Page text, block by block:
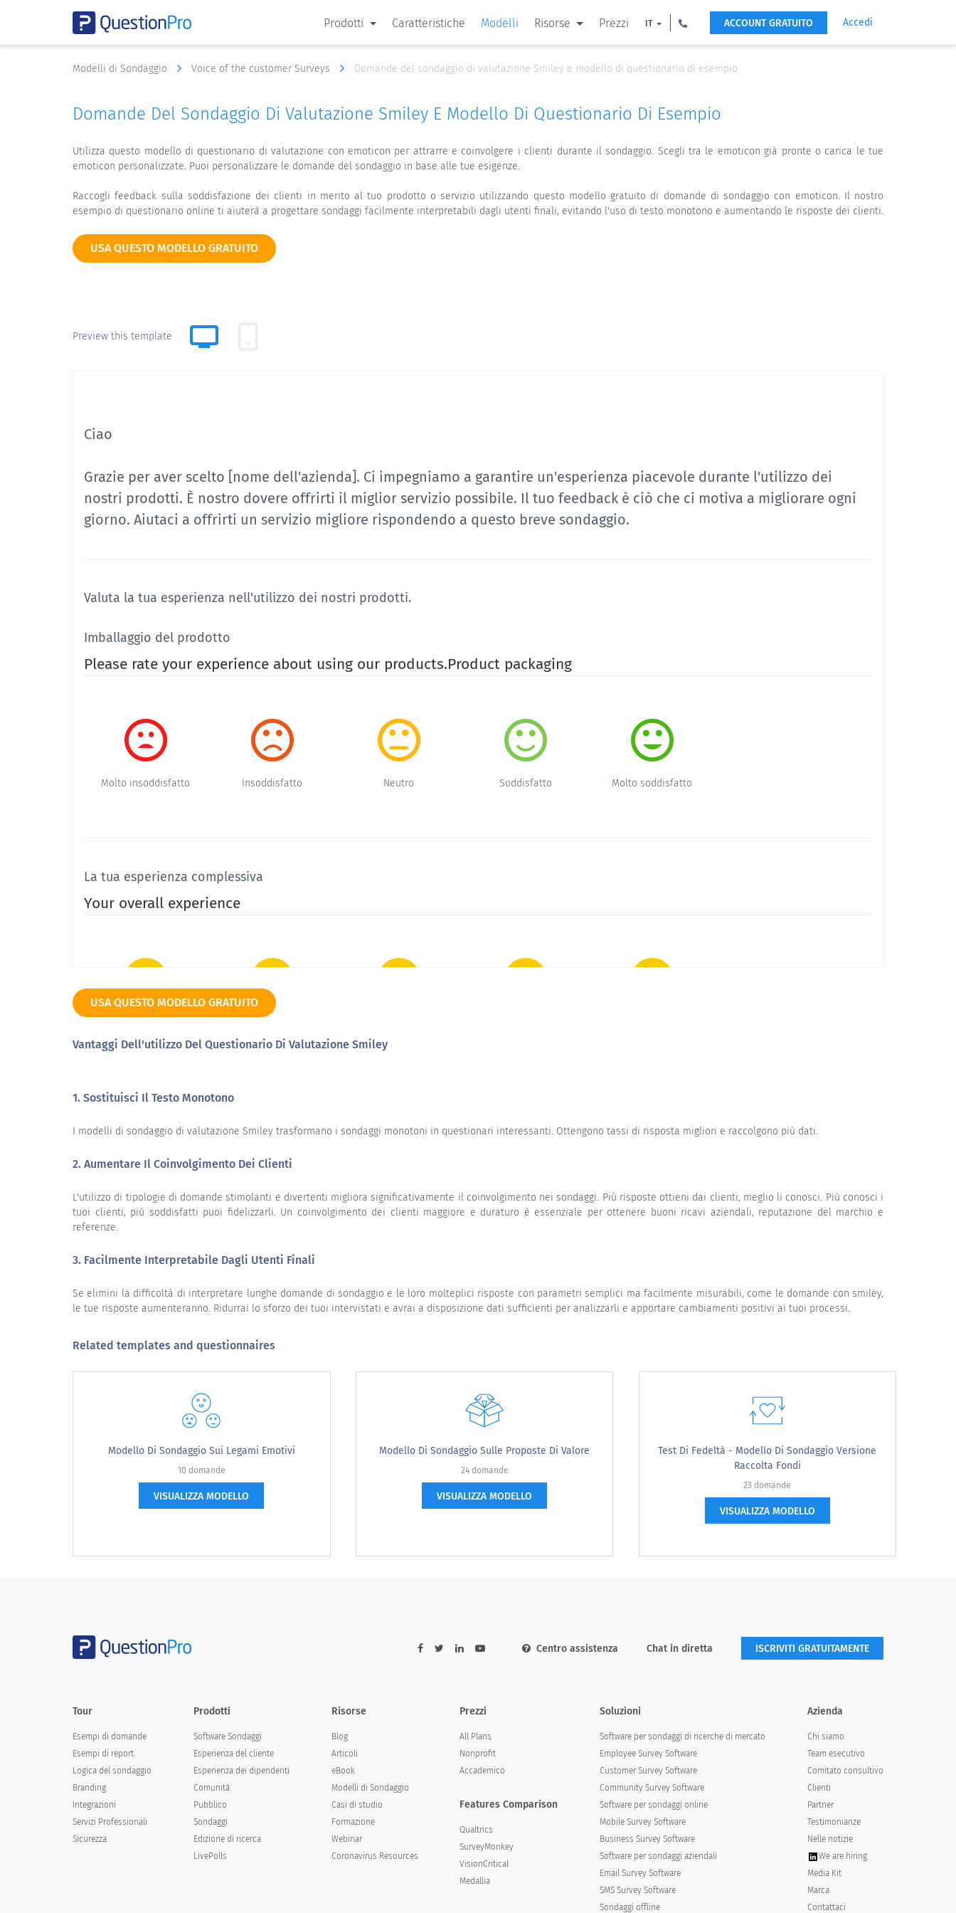
Prodotti Caratteristiche Modelli Risorse Prezzi IT ACCOUNT GRATUITO Accedi
Modelli di Sondaggio Voice of the customer Surveys Domande del sondaggio di valutazione Smiley e modello di questionario di esempio
Domande Del Sondaggio Di Valutazione Smiley E Modello Di Questionario Di Esempio
Utilizza questo modello di questionario di valutazione con emoticon per attrarre e coinvolgere i clienti durante il sondaggio. Scegli tra le emoticon già pronte o carica le tue
emoticon personalizzate. Puoi personalizzare le domande del sondaggio in base alle tue esigenze.
Raccogli feedback sulla soddisfazione dei clienti in merito al tuo prodotto o servizio utilizzando questo modello gratuito di domande di sondaggio con emoticon. Il nostro
esempio di questionario online ti aiuterà a progettare sondaggi facilmente interpretabili dagli utenti finali, evitando l'uso di testo monotono e aumentando le risposte dei clienti.
USA QUESTO MODELLO GRATUITO
Preview this template
Ciao
Grazie per aver scelto [nome dell'azienda]. Ci impegniamo a garantire un'esperienza piacevole durante l'utilizzo dei
nostri prodotti. È nostro dovere offrirti il miglior servizio possibile. Il tuo feedback è ciò che ci motiva a migliorare ogni
giorno. Aiutaci a offrirti un servizio migliore rispondendo a questo breve sondaggio.
Valuta la tua esperienza nell'utilizzo dei nostri prodotti.
Imballaggio del prodotto
Please rate your experience about using our products.Product packaging
Molto insoddisfatto Insoddisfatto Neutro Soddisfatto Molto soddisfatto
La tua esperienza complessiva
Your overall experience
Product design
Molto insoddisfatto Insoddisfatto
Qualità del prodotto
Molto insoddisfatto Insoddisfatto Soddisfatto
Molto insoddisfatto Insoddisfatto Molto soddisfatto
Il nostro supporto online
Our online support
USA QUESTO MODELLO GRATUITO
Vantaggi Dell'utilizzo Del Questionario Di Valutazione Smiley
1. Sostituisci Il Testo Monotono
I modelli di sondaggio di valutazione Smiley trasformano i sondaggi monotoni in questionari interessanti. Ottengono tassi di risposta migliori e raccolgono più dati.
2. Aumentare Il Coinvolgimento Dei Clienti
L'utilizzo di tipologie di domande stimolanti e divertenti migliora significativamente il coinvolgimento nei sondaggi. Più risposte ottieni dai clienti, meglio li conosci. Più conosci i
tuoi clienti, più soddisfatti puoi fidelizzarli. Un coinvolgimento dei clienti maggiore e duraturo è essenziale per ottenere buoni ricavi aziendali, reputazione del marchio e
referenze.
3. Facilmente Interpretabile Dagli Utenti Finali
Se elimini la difficoltà di interpretare lunghe domande di sondaggio e le loro molteplici risposte con parametri semplici ma facilmente misurabili, come le domande con smiley,
le tue risposte aumenteranno. Ridurrai lo sforzo dei tuoi intervistati e avrai a disposizione dati sufficienti per analizzarli e apportare cambiamenti positivi ai tuoi processi.
Related templates and questionnaires
Modello Di Sondaggio Sui Legami Emotivi
10 domande
VISUALIZZA MODELLO
Modello Di Sondaggio Sulle Proposte Di Valore
24 domande
VISUALIZZA MODELLO
Test Di Fedeltà - Modello Di Sondaggio Versione
Raccolta Fondi
23 domande
VISUALIZZA MODELLO
Centro assistenza Chat in diretta ISCRIVITI GRATUITAMENTE
Tour
Esempi di domande
Esempi di report
Logica del sondaggio
Branding
Integrazioni
Servizi Professionali
Sicurezza
Prodotti
Software Sondaggi
Esperienza del cliente
Esperienza dei dipendenti
Comunità
Pubblico
Sondaggi
Edizione di ricerca
LivePolls
Risorse
Blog
Articoli
eBook
Modelli di Sondaggio
Casi di studio
Formazione
Webinar
Coronavirus Resources
Prezzi
All Plans
Nonprofit
Accademico
Features Comparison
Qualtrics
SurveyMonkey
VisionCritical
Medallia
Soluzioni
Software per sondaggi di ricerche di mercato
Employee Survey Software
Customer Survey Software
Community Survey Software
Software per sondaggi online
Mobile Survey Software
Business Survey Software
Software per sondaggi aziendali
Email Survey Software
SMS Survey Software
Sondaggi offline
Azienda
Chi siamo
Team esecutivo
Comitato consultivo
Clienti
Partner
Testimonianze
Nelle notizie
We are hiring
Media Kit
Marca
Contattaci